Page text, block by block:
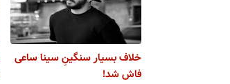
خلاف بسیار سنگینِ سینا ساعی
فاش شد!